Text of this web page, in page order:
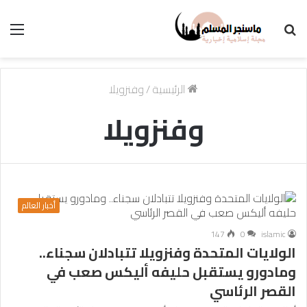
الرئيسية/وفنزويلا
وفنزويلا
أخبار العالم
islamic
0
147
الولايات المتحدة وفنزويلا تتبادلان سجناء..
ومادورو يستقبل حليفه أليكس صعب في
القصر الرئاسي